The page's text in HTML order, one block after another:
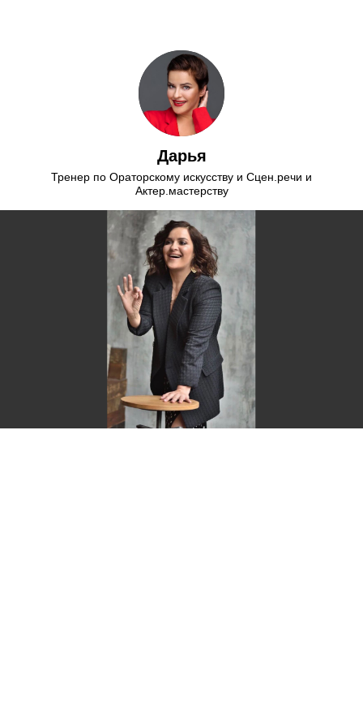
Дарья
Тренер по Ораторскому искусству и Сцен.речи и
Актер.мастерству